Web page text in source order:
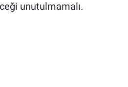
unutulmamalı.